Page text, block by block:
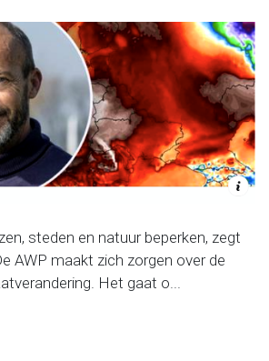
steden en natuur beperken, zegt
AWP maakt zich zorgen over de
Het gaat o...